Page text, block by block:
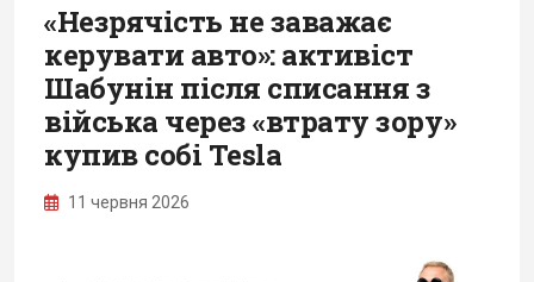
«Незрячість не заважає
керувати авто»: активіст
Шабунін після списання з
війська через «втрату зору»
купив собі Tesla
11 червня 2026